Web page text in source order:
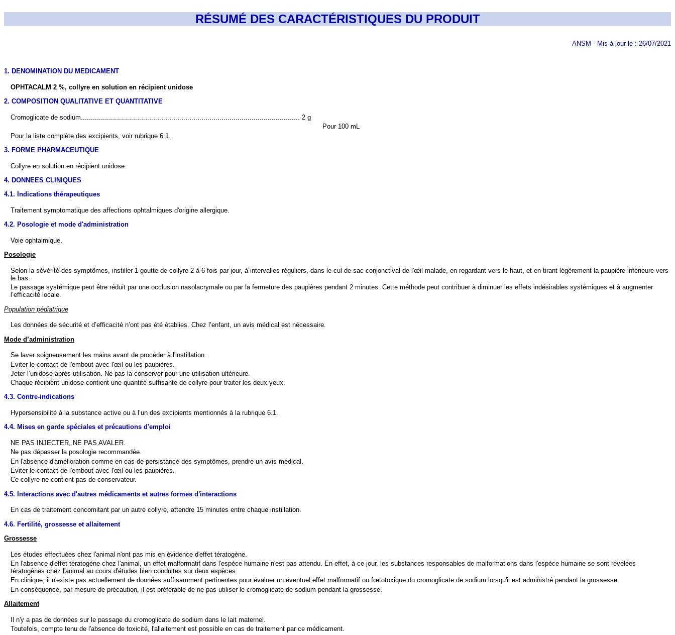
RÉSUMÉ DES CARACTÉRISTIQUES DU PRODUIT
ANSM - Mis à jour le : 26/07/2021
1. DENOMINATION DU MEDICAMENT
OPHTACALM 2 %, collyre en solution en récipient unidose
2. COMPOSITION QUALITATIVE ET QUANTITATIVE
Cromoglicate de sodium............................................................................................................. 2 g
Pour 100 mL
Pour la liste complète des excipients, voir rubrique 6.1.
3. FORME PHARMACEUTIQUE
Collyre en solution en récipient unidose.
4. DONNEES CLINIQUES
4.1. Indications thérapeutiques
Traitement symptomatique des affections ophtalmiques d'origine allergique.
4.2. Posologie et mode d'administration
Voie ophtalmique.
Posologie
Selon la sévérité des symptômes, instiller 1 goutte de collyre 2 à 6 fois par jour, à intervalles réguliers, dans le cul de sac conjonctival de l'œil malade, en regardant vers le haut, et en tirant légèrement la paupière inférieure vers
le bas.
Le passage systémique peut être réduit par une occlusion nasolacrymale ou par la fermeture des paupières pendant 2 minutes. Cette méthode peut contribuer à diminuer les effets indésirables systémiques et à augmenter
l’efficacité locale.
Population pédiatrique
Les données de sécurité et d’efficacité n’ont pas été établies.Chez l’enfant, un avis médical est nécessaire.
Mode d’administration
Se laver soigneusement les mains avant de procéder à l'instillation.
Eviter le contact de l'embout avec l'œil ou les paupières.
Jeter l’unidose après utilisation. Ne pas la conserver pour une utilisation ultérieure.
Chaque récipient unidose contient une quantité suffisante de collyre pour traiter les deux yeux.
4.3. Contre-indications
Hypersensibilité à la substance active ou à l’un des excipients mentionnés à la rubrique 6.1.
4.4. Mises en garde spéciales et précautions d'emploi
NE PAS INJECTER, NE PAS AVALER.
Ne pas dépasser la posologie recommandée.
En l'absence d'amélioration comme en cas de persistance des symptômes, prendre un avis médical.
Eviter le contact de l'embout avec l'œil ou les paupières.
Ce collyre ne contient pas de conservateur.
4.5. Interactions avec d'autres médicaments et autres formes d'interactions
En cas de traitement concomitant par un autre collyre, attendre 15 minutes entre chaque instillation.
4.6. Fertilité, grossesse et allaitement
Grossesse
Les études effectuées chez l'animal n'ont pas mis en évidence d'effet tératogène.
En l'absence d'effet tératogène chez l'animal, un effet malformatif dans l'espèce humaine n'est pas attendu. En effet, à ce jour, les substances responsables de malformations dans l'espèce humaine se sont révélées
tératogènes chez l'animal au cours d'études bien conduites sur deux espèces.
En clinique, il n'existe pas actuellement de données suffisamment pertinentes pour évaluer un éventuel effet malformatif ou fœtotoxique du cromoglicate de sodium lorsqu'il est administré pendant la grossesse.
En conséquence, par mesure de précaution, il est préférable de ne pas utiliser le cromoglicate de sodium pendant la grossesse.
Allaitement
Il n'y a pas de données sur le passage du cromoglicate de sodium dans le lait maternel.
Toutefois, compte tenu de l'absence de toxicité, l'allaitement est possible en cas de traitement par ce médicament.